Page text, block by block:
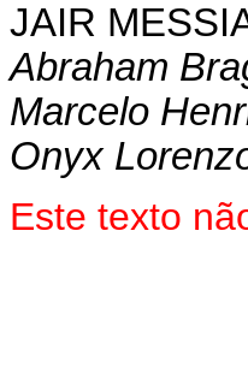
JAIR
Abraham
Marcelo
Onyx
Este texto